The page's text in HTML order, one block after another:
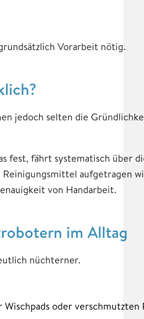
Vorarbeit nötig.
jedoch selten die
fest, fährt systematisch über
aufgetragen
von Handarbeit.
im Alltag
nüchterner.
oder verschmutzten